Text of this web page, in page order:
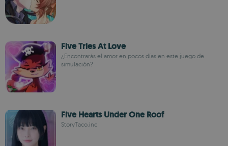
Five Tries At Love
¿Encontrarás el amor en pocos días en este juego de
simulación?
Five Hearts Under One Roof
StoryTaco.inc